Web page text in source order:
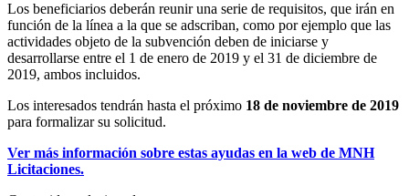
Los beneficiarios deberán reunir una serie de requisitos, que irán en
función de la línea a la que se adscriban, como por ejemplo que las
actividades objeto de la subvención deben de iniciarse y
desarrollarse entre el 1 de enero de 2019 y el 31 de diciembre de
2019, ambos incluidos.
Los interesados tendrán hasta el próximo 18 de noviembre de 2019
para formalizar su solicitud.
Ver más información sobre estas ayudas en la web de MNH
Licitaciones.